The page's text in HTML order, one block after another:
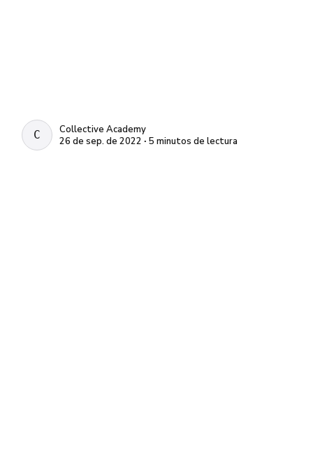
COLLECTIVE ACADEMY
Collective Academy
26 de sep. de 2022 ∙ 5 minutos de lectura